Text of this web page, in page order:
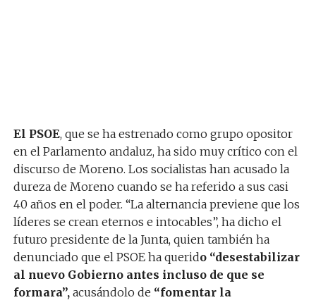
El PSOE, que se ha estrenado como grupo opositor
en el Parlamento andaluz, ha sido muy crítico con el
discurso de Moreno. Los socialistas han acusado la
dureza de Moreno cuando se ha referido a sus casi
40 años en el poder. “La alternancia previene que los
líderes se crean eternos e intocables”, ha dicho el
futuro presidente de la Junta, quien también ha
denunciado que el PSOE ha querido “desestabilizar
al nuevo Gobierno antes incluso de que se
formara”, acusándolo de “fomentar la